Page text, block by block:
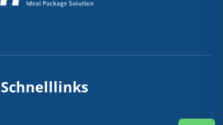
Schnelllinks